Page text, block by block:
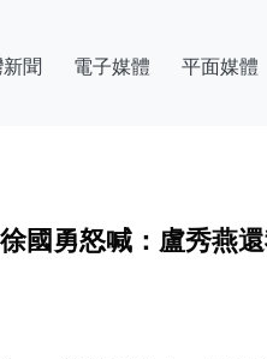
新聞 電子媒體 平面媒體
勇怒喊：盧秀燕還